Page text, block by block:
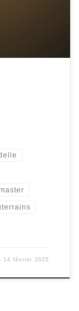
14 février 2025